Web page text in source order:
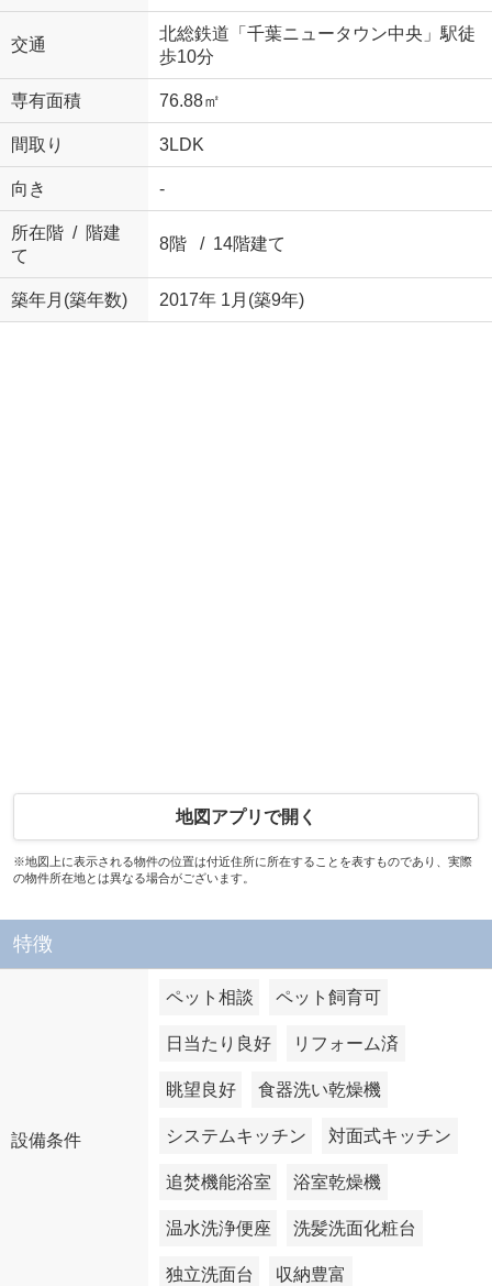
交通
北総鉄道「千葉ニュータウン中央」駅徒
歩10分
専有面積 76.88㎡
間取り 3LDK
向き -
所在階 / 階建
て
8階 / 14階建て
築年月(築年数) 2017年 1月(築9年)
地図アプリで開く
※地図上に表示される物件の位置は付近住所に所在することを表すものであり、実際
の物件所在地とは異なる場合がございます。
特徴
設備条件
ペット相談 ペット飼育可
日当たり良好 リフォーム済
眺望良好 食器洗い乾燥機
システムキッチン 対面式キッチン
追焚機能浴室 浴室乾燥機
温水洗浄便座 洗髪洗面化粧台
独立洗面台 収納豊富